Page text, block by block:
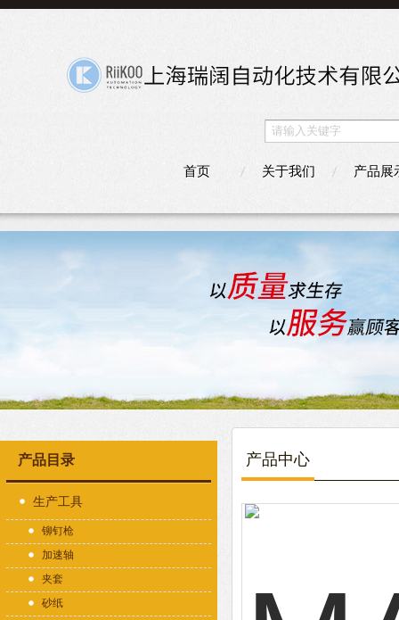
首页 关于我们 产品展
产品目录
生产工具
铆钉枪
加速轴
夹套
砂纸
产品中心